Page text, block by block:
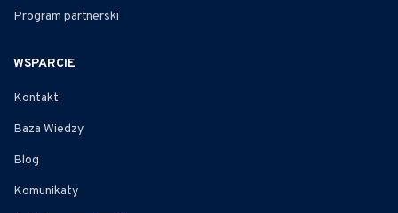
Program partnerski
WSPARCIE
Kontakt
Baza Wiedzy
Blog
Komunikaty